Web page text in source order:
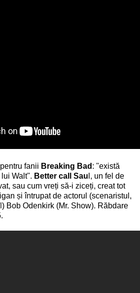
fanii Breaking Bad : "există
Walt". Better call Sau l, un fel de
sau cum vreți să-i ziceți, creat tot
și întrupat de actorul (scenaristul,
Bob Odenkirk (Mr. Show). Răbdare